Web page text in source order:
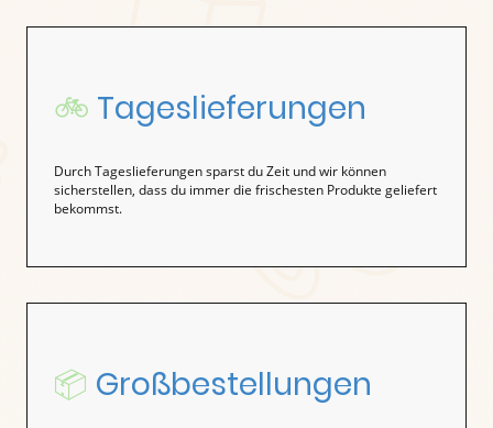
🚲 Tageslieferungen
Durch Tageslieferungen sparst du Zeit und wir können
sicherstellen, dass du immer die frischesten Produkte geliefert
bekommst.
📦 Großbestellungen